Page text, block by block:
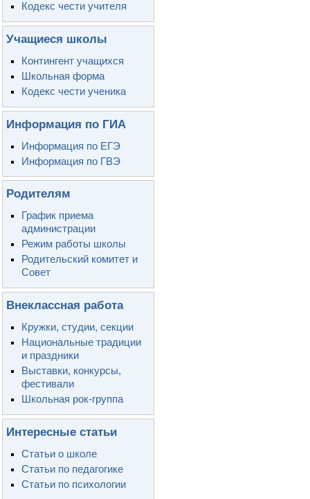
Кодекс чести учителя
Учащиеся школы
Контингент учащихся
Школьная форма
Кодекс чести ученика
Информация по ГИА
Информация по ЕГЭ
Информация по ГВЭ
Родителям
График приема
администрации
Режим работы школы
Родительский комитет и
Совет
Внеклассная работа
Кружки, студии, секции
Национальные традиции
и праздники
Выставки, конкурсы,
фестивали
Школьная рок-группа
Интересные статьи
Статьи о школе
Статьи по педагогике
Статьи по психологии